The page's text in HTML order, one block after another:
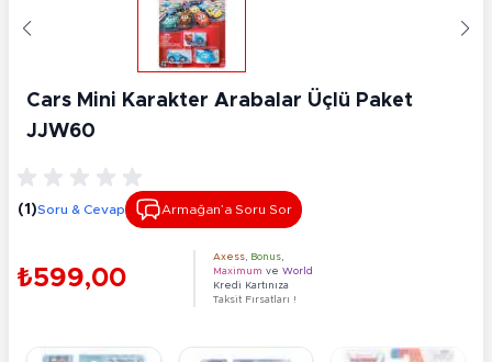
Cars Mini Karakter Arabalar Üçlü Paket
JJW60
(1)Soru & Cevap Armağan’a Soru Sor
₺599,00
Axess Bonus
Maximum ve World
Kredi Kartınıza
Taksit Fırsatları !